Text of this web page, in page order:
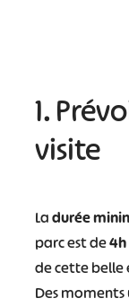
1.
visite
Ladurée
parc est de
de cette belle
Des